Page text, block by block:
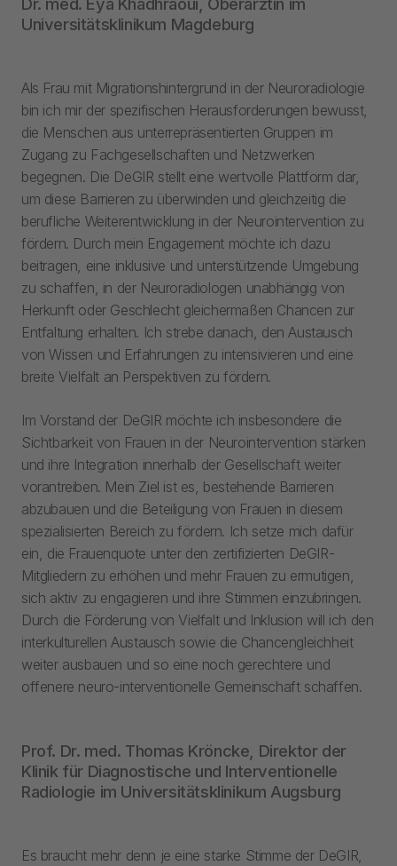
Universitätsklinikum Magdeburg
Als Frau mit Migrationshintergrund in der Neuroradiologie
bin ich mir der spezifischen Herausforderungen bewusst,
die Menschen aus unterrepräsentierten Gruppen im
Zugang zu Fachgesellschaften und Netzwerken
begegnen. Die DeGIR stellt eine wertvolle Plattform dar,
um diese Barrieren zu überwinden und gleichzeitig die
berufliche Weiterentwicklung in der Neurointervention zu
fördern. Durch mein Engagement möchte ich dazu
beitragen, eine inklusive und unterstützende Umgebung
zu schaffen, in der Neuroradiologen unabhängig von
Herkunft oder Geschlecht gleichermaßen Chancen zur
Entfaltung erhalten. Ich strebe danach, den Austausch
von Wissen und Erfahrungen zu intensivieren und eine
breite Vielfalt an Perspektiven zu fördern.
Im Vorstand der DeGIR möchte ich insbesondere die
Sichtbarkeit von Frauen in der Neurointervention stärken
und ihre Integration innerhalb der Gesellschaft weiter
vorantreiben. Mein Ziel ist es, bestehende Barrieren
abzubauen und die Beteiligung von Frauen in diesem
spezialisierten Bereich zu fördern. Ich setze mich dafür
ein, die Frauenquote unter den zertifizierten DeGIR-
Mitgliedern zu erhöhen und mehr Frauen zu ermutigen,
sich aktiv zu engagieren und ihre Stimmen einzubringen.
Durch die Förderung von Vielfalt und Inklusion will ich den
interkulturellen Austausch sowie die Chancengleichheit
weiter ausbauen und so eine noch gerechtere und
offenere neuro-interventionelle Gemeinschaft schaffen.
Prof. Dr. med. Thomas Kröncke, Direktor der
Klinik für Diagnostische und Interventionelle
Radiologie im Universitätsklinikum Augsburg
Es braucht mehr denn je eine starke Stimme der DeGIR,